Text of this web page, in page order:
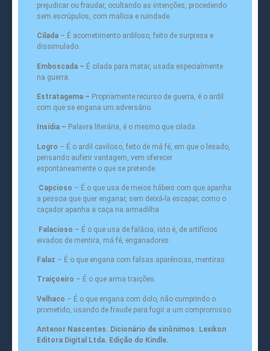
prejudicar ou fraudar, ocultando as intenções, procedendo
sem escrúpulos, com malícia e ruindade.
Cilada – É acometimento ardiloso, feito de surpresa e
dissimulado.
Emboscada – É cilada para matar, usada especialmente
na guerra.
Estratagema – Propriamente recurso de guerra, é o ardil
com que se engana um adversário.
Insídia – Palavra literária, é o mesmo que cilada.
Logro – É o ardil caviloso, feito de má fé, em que o lesado,
pensando auferir vantagem, vem oferecer
espontaneamente o que se pretende.
Capcioso – É o que usa de meios hábeis com que apanha
a pessoa que quer enganar, sem deixá-la escapar, como o
caçador apanha a caça na armadilha
Falacioso – É o que usa de falácia, isto é, de artifícios
eivados de mentira, má fé, enganadores.
Falaz – É o que engana com falsas aparências, mentiras.
Traiçoeiro – É o que arma traições.
Velhaco – É o que engana com dolo, não cumprindo o
prometido, usando de fraude para fugir a um compromisso.
Antenor Nascentes. Dicionário de sinônimos. Lexikon
Editora Digital Ltda. Edição do Kindle.